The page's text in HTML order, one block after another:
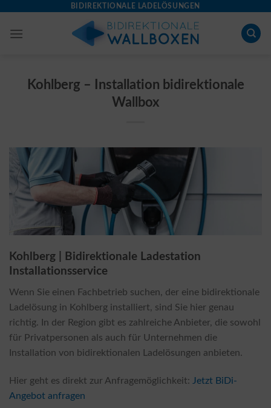
content
BIDIREKTIONALE LADELÖSUNGEN
Kohlberg – Installation bidirektionale
Wallbox
Kohlberg | Bidirektionale Ladestation
Installationsservice
Wenn Sie einen Fachbetrieb suchen, der eine bidirektionale
Ladelösung in Kohlberg installiert, sind Sie hier genau
richtig. In der Region gibt es zahlreiche Anbieter, die sowohl
für Privatpersonen als auch für Unternehmen die
Installation von bidirektionalen Ladelösungen anbieten.
Hier geht es direkt zur Anfragemöglichkeit: Jetzt BiDi-
Angebot anfragen